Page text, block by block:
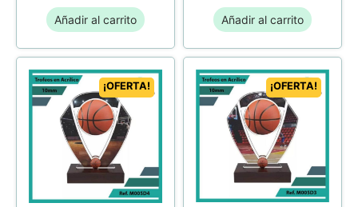
Añadir al carrito Añadir al carrito
¡OFERTA! ¡OFERTA!